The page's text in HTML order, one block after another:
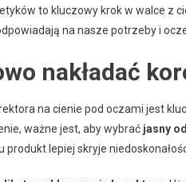
to kluczowy krok w walce z
na nasze potrzeby i
nakładać
na cienie pod oczami jest
ważne jest, aby wybrać jasny
produkt lepiej skryje